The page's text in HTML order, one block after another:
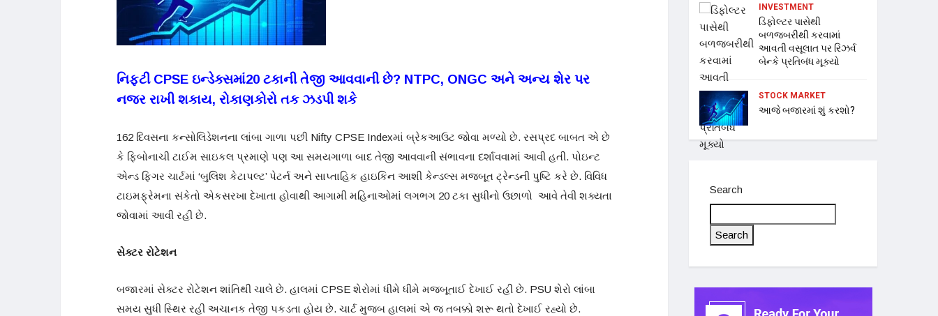
નિફ્ટી CPSE ઇન્ડેક્સમાં20 ટકાની તેજી આવવાની છે? NTPC, ONGC અને અન્ય શેર પર
નજર રાખી શકાય, રોકાણકોરો તક ઝડપી શકે
162 દિવસના કન્સોલિડેશનના લાંબા ગાળા પછી Nifty CPSE Indexમાં બ્રેકઆઉટ જોવા મળ્યો છે. રસપ્રદ બાબત એ છે
કે ફિબોનાચી ટાઈમ સાઇકલ પ્રમાણે પણ આ સમયગાળા બાદ તેજી આવવાની સંભાવના દર્શાવવામાં આવી હતી. પોઇન્ટ
એન્ડ ફિગર ચાર્ટમાં ‘બુલિશ કેટાપલ્ટ’ પેટર્ન અને સાપ્તાહિક હાઇકિન આશી કેન્ડલ્સ મજબૂત ટ્રેન્ડની પુષ્ટિ કરે છે. વિવિધ
ટાઇમફ્રેમના સંકેતો એકસરખા દેખાતા હોવાથી આગામી મહિનાઓમાં લગભગ 20 ટકા સુધીનો ઉછાળો આવે તેવી શક્યતા
જોવામાં આવી રહી છે.
સેક્ટર રોટેશન
બજારમાં સેક્ટર રોટેશન શાંતિથી ચાલે છે. હાલમાં CPSE શેરોમાં ધીમે ધીમે મજબૂતાઈ દેખાઈ રહી છે. PSU શેરો લાંબા
સમય સુધી સ્થિર રહી અચાનક તેજી પકડતા હોય છે. ચાર્ટ મુજબ હાલમાં એ જ તબક્કો શરૂ થતો દેખાઈ રહ્યો છે.
INVESTMENT
ડિફોલ્ટર પાસેથી
બળજબરીથી કરવામાં
આવતી વસૂલાત પર રિઝર્વ
બેન્કે પ્રતિબંધ મૂક્યો
STOCK MARKET
આજે બજારમાં શું કરશો?
Search
Search